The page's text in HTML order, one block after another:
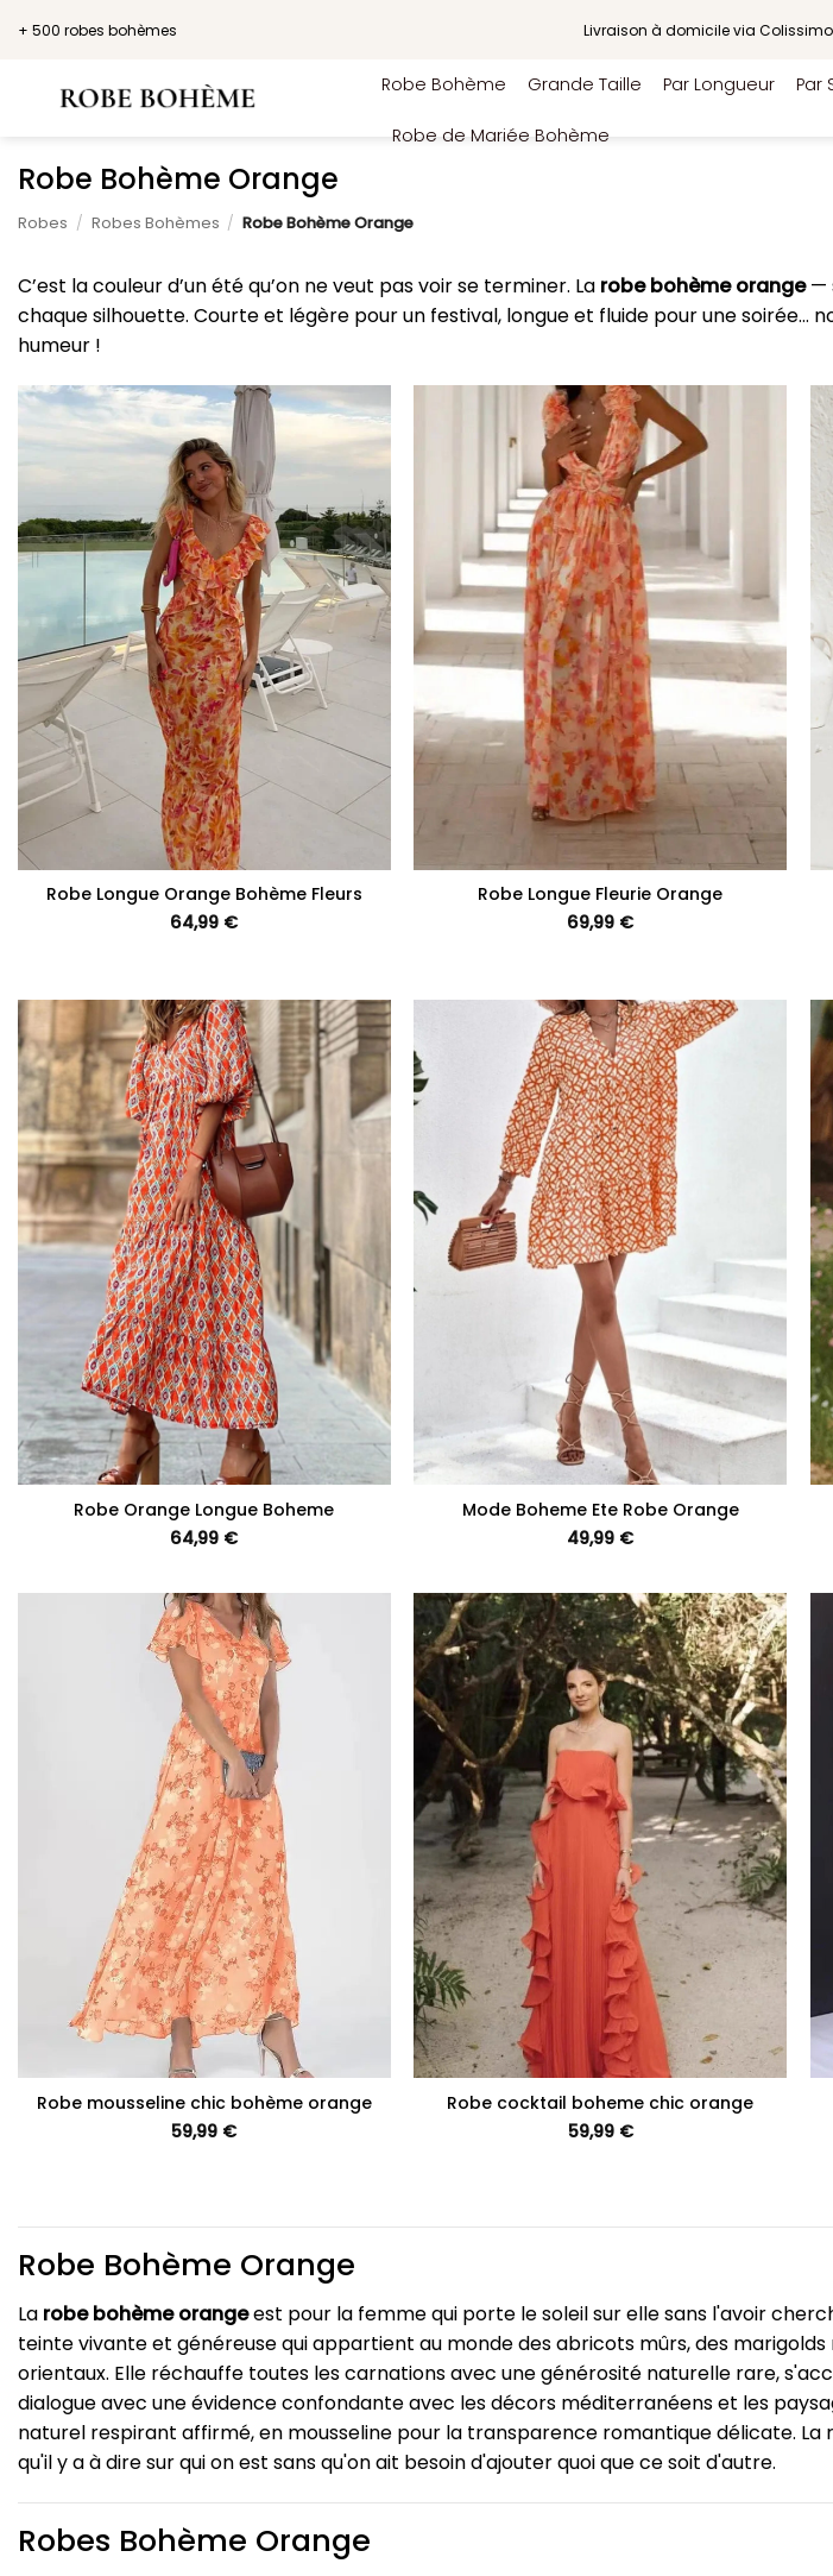
+ 500 robes bohèmes Livraison à domicile via
Robe Bohème Grande Taille Par Longueur Par
Robe de Mariée Bohème
Robe Bohème Orange
Robes / Robes Bohèmes / Robe Bohème Orange
C’est la couleur d’un été qu’on ne veut pas voir se terminer. La robe bohème orange—
chaque silhouette. Courte et légère pour un festival, longue et fluide pour une soirée…
humeur !
Robe Longue Orange Bohème Fleurs
64,99 €
Robe Longue Fleurie Orange
69,99 €
+
Robe Orange Longue Boheme
64,99 €
Mode Boheme Ete Robe Orange
49,99 €
Robe mousseline chic bohème orange
59,99 €
+
Robe cocktail boheme chic orange
59,99 €
Robe Bohème Orange
La robe bohème orangeest pour la femme qui porte le soleil sur elle sans l'avoir
teinte vivante et généreuse qui appartient au monde des abricots mûrs, des
orientaux. Elle réchauffe toutes les carnations avec une générosité naturelle rare,
dialogue avec une évidence confondante avec les décors méditerranéens et les
naturel respirant affirmé, en mousseline pour la transparence romantique délicate.
qu'il y a à dire sur qui on est sans qu'on ait besoin d'ajouter quoi que ce soit d'autre.
Robes Bohème Orange